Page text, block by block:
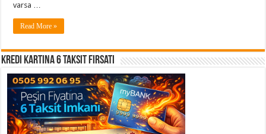
varsa …
Read More »
Kredi Kartına 6 Taksit Fırsatı